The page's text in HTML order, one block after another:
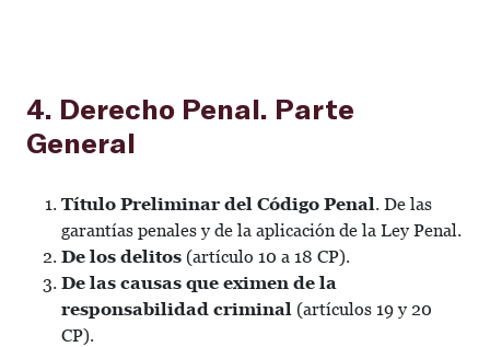
4. Derecho Penal. Parte
General
Título Preliminar del Código Penal. De las
garantías penales y de la aplicación de la Ley Penal.
De los delitos (artículo 10 a 18 CP).
De las causas que eximen de la
responsabilidad criminal (artículos 19 y 20
CP).